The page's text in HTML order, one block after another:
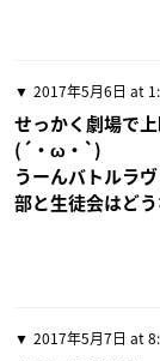
2017年5月6日 at
せっかく劇場で
(´・ω・`)
うーんバトルラ
部と生徒会はど
2017年5月7日 at